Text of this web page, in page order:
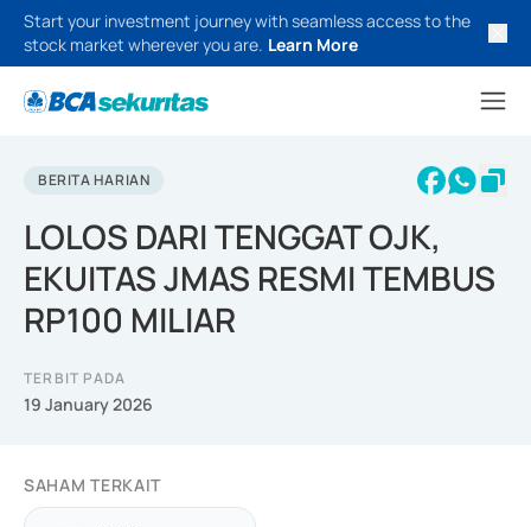
Start your investment journey with seamless access to the
stock market wherever you are. Learn More
BERITA HARIAN
LOLOS DARI TENGGAT OJK,
EKUITAS JMAS RESMI TEMBUS
RP100 MILIAR
TERBIT PADA
19 January 2026
SAHAM TERKAIT